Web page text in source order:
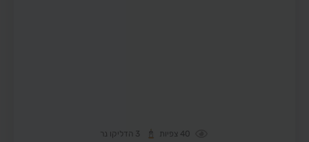
40 צפיות 3 הדליקו נר